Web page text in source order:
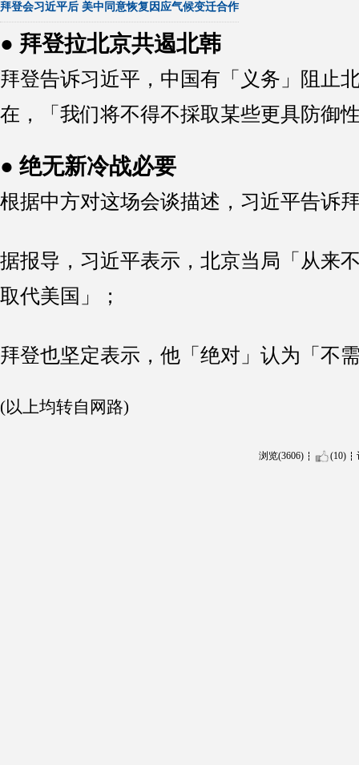
拜登会习近平后 美中同意恢复因应气候变迁合作
● 拜登拉北京共遏北韩
拜登告诉习近平，中国有「义务」阻止
在，「我们将不得不採取某些更具防御
● 绝无新冷战必要
根据中方对这场会谈描述，习近平告诉
据报导，习近平表示，北京当局「从来
取代美国」；
拜登也坚定表示，他「绝对」认为「不
(以上均转自网路)
浏览(3606) (10)